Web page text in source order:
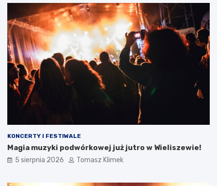
KONCERTY I FESTIWALE
Magia muzyki podwórkowej już jutro w Wieliszewie!
5 sierpnia 2026 Tomasz Klimek